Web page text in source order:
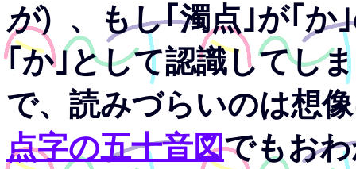
が）、もし｢濁点｣が｢か
｢か｣として認識してし
で、読みづらいのは想
点字の五十音図でもお